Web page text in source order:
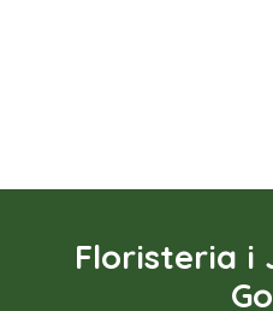
Floristeria i